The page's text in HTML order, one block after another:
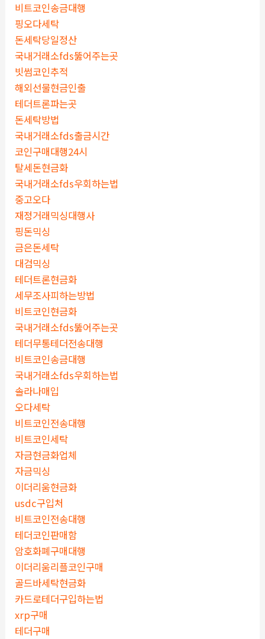
비트코인송금대행
핑오다세탁
돈세탁당일정산
국내거래소fds뚫어주는곳
빗썸코인추적
해외선물현금인출
테더트론파는곳
돈세탁방법
국내거래소fds출금시간
코인구매대행24시
탈세돈현금화
국내거래소fds우회하는법
중고오다
재정거래믹싱대행사
핑돈믹싱
금은돈세탁
대검믹싱
테더트론현금화
세무조사피하는방법
비트코인현금화
국내거래소fds뚫어주는곳
테더무통테더전송대행
비트코인송금대행
국내거래소fds우회하는법
솔라나매입
오다세탁
비트코인전송대행
비트코인세탁
자금현금화업체
자금믹싱
이더리움현금화
usdc구입처
비트코인전송대행
테더코인판매함
암호화폐구매대행
이더리움리플코인구매
골드바세탁현금화
카드로테더구입하는법
xrp구매
테더구매